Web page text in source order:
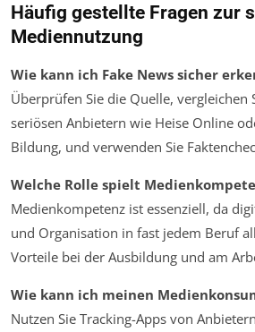
Häufig gestellte Fragen zur
Mediennutzung
Wie kann ich Fake News sicher
Überprüfen Sie die Quelle,
seriösen Anbietern wie Heise Online
Bildung, und verwenden Sie
Welche Rolle spielt
Medienkompetenz ist essenziell, da
und Organisation in fast jedem Beruf
Vorteile bei der Ausbildung und am
Wie kann ich meinen
Nutzen Sie Tracking-Apps von